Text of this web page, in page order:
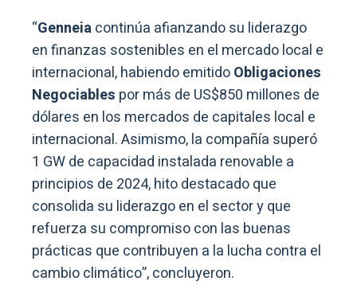
“Genneiacontinúa afianzando su liderazgo
en finanzas sostenibles en el mercado local e
internacional, habiendo emitidoObligaciones
Negociables por más de US$850 millones de
dólares en los mercados de capitales local e
internacional. Asimismo, la compañía superó
1 GW de capacidad instalada renovable a
principios de 2024, hito destacado que
consolida su liderazgo en el sector y que
refuerza su compromiso con las buenas
prácticas que contribuyen a la lucha contra el
cambio climático”, concluyeron.